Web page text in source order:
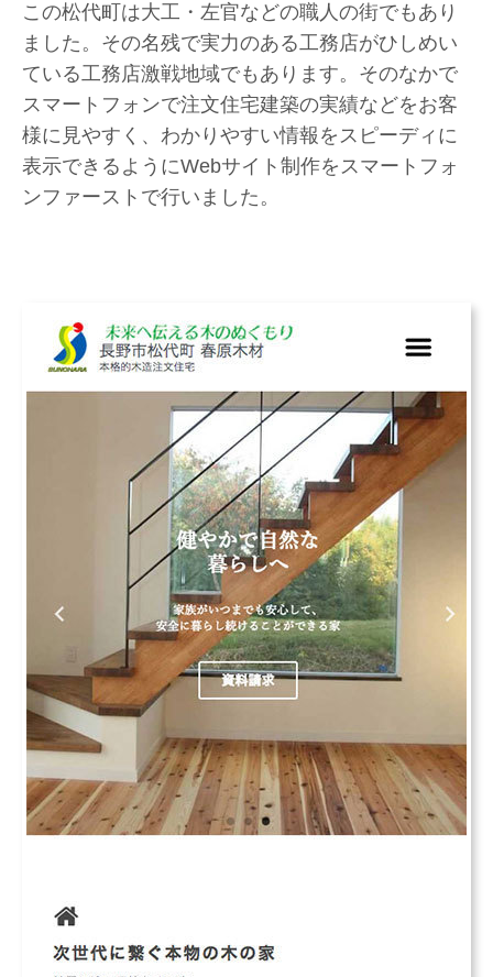
この松代町は大工・左官などの職人の街でもあり
ました。その名残で実力のある工務店がひしめい
ている工務店激戦地域でもあります。そのなかで
スマートフォンで注文住宅建築の実績などをお客
様に見やすく、わかりやすい情報をスピーディに
表示できるようにWebサイト制作をスマートフォ
ンファーストで行いました。